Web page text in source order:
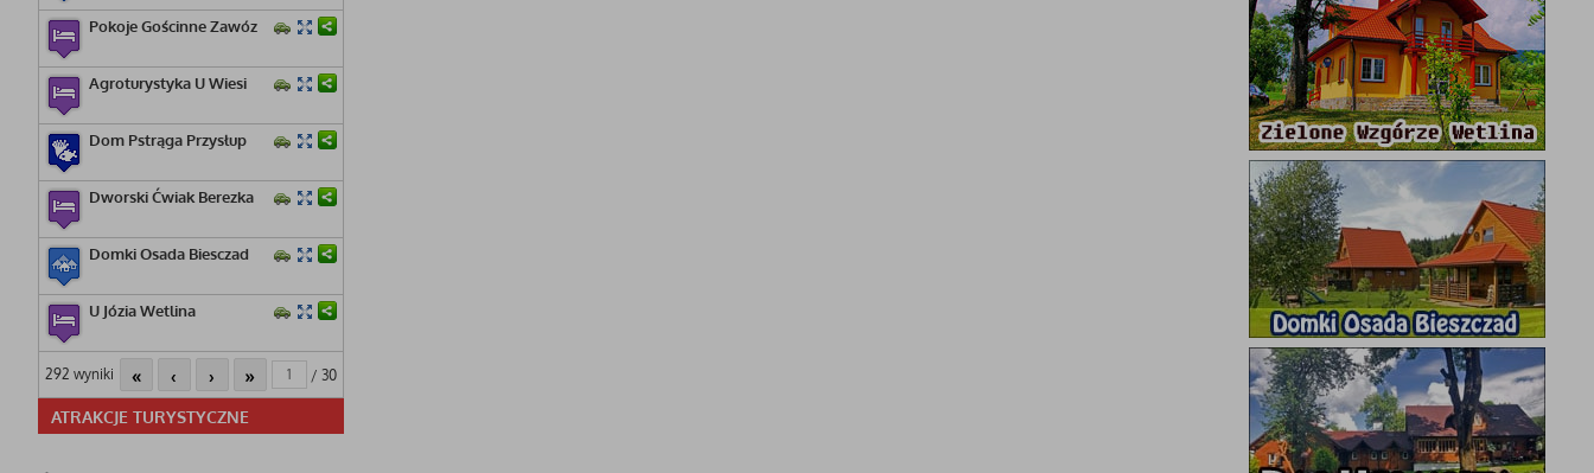
Pokoje Gościnne Zawóz
Agroturystyka U Wiesi
Dom Pstrąga Przysłup
Dworski Ćwiak Berezka
Domki Osada Biesczad
U Józia Wetlina
292 wyniki « ‹ › » / 30
ATRAKCJE TURYSTYCZNE